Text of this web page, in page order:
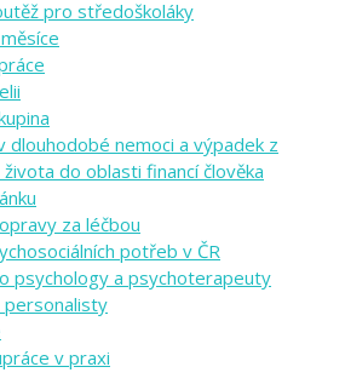
pro středoškoláky
dlouhodobé nemoci a výpadek z
do oblasti financí člověka
za léčbou
potřeb v ČR
psychology a psychoterapeuty
personalisty
v praxi